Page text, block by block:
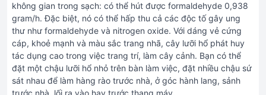
không gian trong sạch: có thể hút được formaldehyde 0,938
gram/h. Đặc biệt, nó có thể hấp thu cả các độc tố gây ung
thư như formaldehyde và nitrogen oxide. Với dáng vẻ cứng
cáp, khoẻ mạnh và màu sắc trang nhã, cây lưỡi hổ phát huy
tác dụng cao trong việc trang trí, làm cây cảnh. Bạn có thể
đặt một chậu lưỡi hổ nhỏ trên bàn làm việc, đặt nhiều chậu sứ
sát nhau để làm hàng rào trước nhà, ở góc hành lang, sảnh
trước nhà, lối ra vào hay trước thang máy.